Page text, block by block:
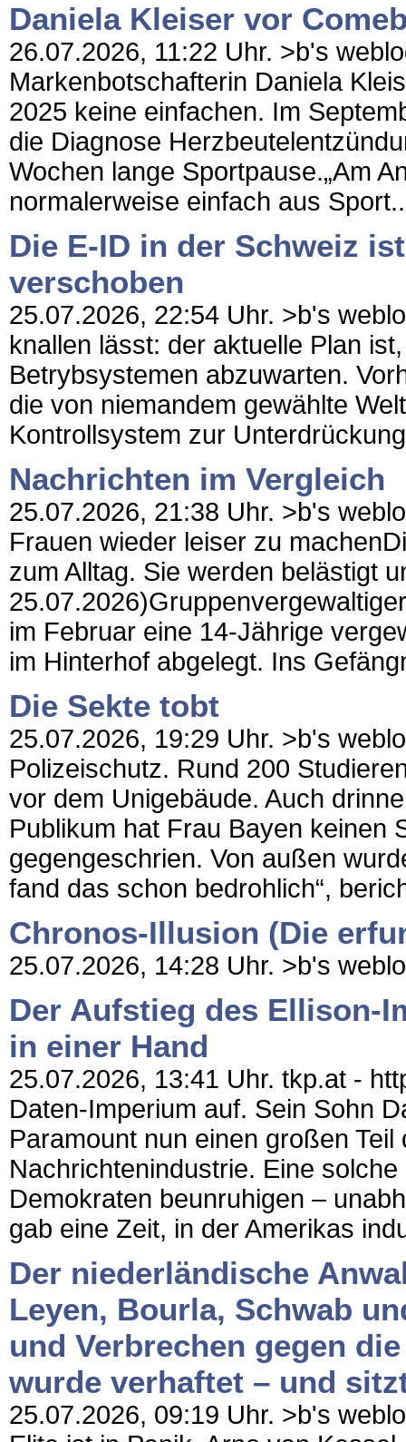
Daniela Kleiser vor
26.07.2026, 11:22 Uhr. >b's
Markenbotschafterin Daniela
2025 keine einfachen. Im
die Diagnose
Wochen lange Sportpause.„Am
normalerweise einfach aus
Die E-ID in der Schweiz
verschoben
25.07.2026, 22:54 Uhr. >b's
knallen lässt: der aktuelle Plan
Betrybsystemen abzuwarten.
die von niemandem gewählte
Kontrollsystem zur
Nachrichten im Vergleich
25.07.2026, 21:38 Uhr. >b's
Frauen wieder leiser zu
zum Alltag. Sie werden belästigt
im Februar eine 14-Jährige
im Hinterhof abgelegt. Ins
Die Sekte tobt
25.07.2026, 19:29 Uhr. >b's
Polizeischutz. Rund 200
vor dem Unigebäude. Auch
Publikum hat Frau Bayen keinen
gegengeschrien. Von außen
fand das schon bedrohlich“,
Chronos-Illusion (Die
25.07.2026, 14:28 Uhr. >b's
Der Aufstieg des Ellison-
in einer Hand
25.07.2026, 13:41 Uhr. tkp.at -
Daten-Imperium auf. Sein Sohn
Paramount nun einen großen
Nachrichtenindustrie. Eine
Demokraten beunruhigen –
gab eine Zeit, in der Amerikas
Der niederländische
Leyen, Bourla, Schwab
und Verbrechen gegen
wurde verhaftet – und
25.07.2026, 09:19 Uhr. >b's